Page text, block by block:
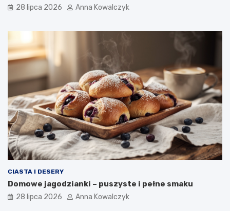
28 lipca 2026 Anna Kowalczyk
CIASTA I DESERY
Domowe jagodzianki – puszyste i pełne smaku
28 lipca 2026 Anna Kowalczyk